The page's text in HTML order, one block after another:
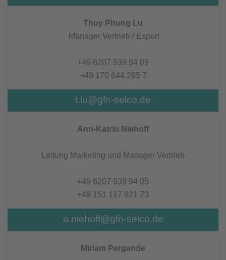
Thuy Phung Lu
Manager Vertrieb / Export
+49 6207 939 94 09
+49 170 644 285 7
t.lu@gfn-selco.de
Ann-Katrin Niehoff
Leitung Marketing und Manager Vertrieb
+49 6207 939 94 05
+49 151 117 821 73
a.niehoff@gfn-selco.de
Miriam Pergande